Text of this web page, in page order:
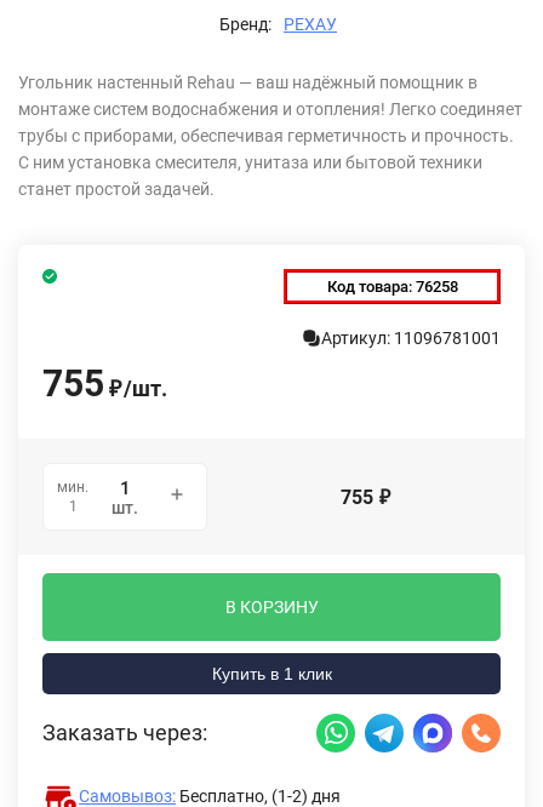
Бренд: РЕХАУ
Угольник настенный Rehau — ваш надёжный помощник в
монтаже систем водоснабжения и отопления! Легко соединяет
трубы с приборами, обеспечивая герметичность и прочность.
С ним установка смесителя, унитаза или бытовой техники
станет простой задачей.
Код товара: 76258
Артикул: 11096781001
755 ₽/шт.
мин.
1
шт. 755 ₽
В КОРЗИНУ
Купить в 1 клик
Заказать через:
Самовывоз: Бесплатно, (1-2) дня